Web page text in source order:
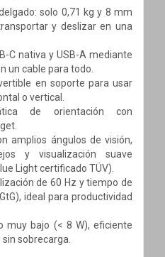
solo 0,71 kg y 8 mm
y deslizar en una
C nativa y USB-A mediante
un cable para todo.
en soporte para usar
o vertical.
de orientación con
amplios ángulos de visión,
y visualización suave
Light certificado TÜV).
de 60 Hz y tiempo de
ideal para productividad
muy bajo (< 8 W), eficiente
sobrecarga.